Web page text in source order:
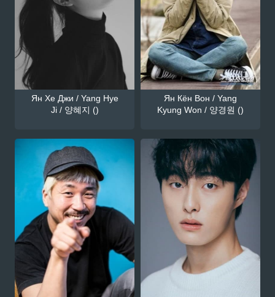
Ян Хе Джи / Yang Hye
Ji / 양혜지 ()
Ян Кён Вон / Yang
Kyung Won / 양경원 ()